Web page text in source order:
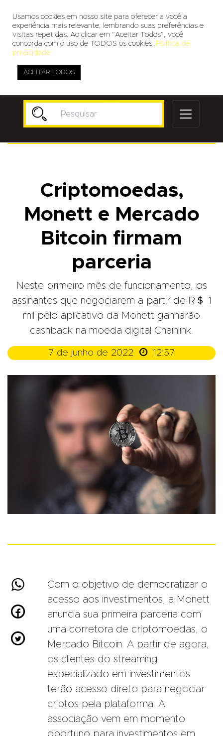
Criptomoedas,
Monett e Mercado
Bitcoin firmam
parceria
Neste primeiro mês de funcionamento, os
assinantes que negociarem a partir de R＄ 1
mil pelo aplicativo da Monett ganharão
cashback na moeda digital Chainlink.
7 de junho de 2022  12:57



Com o objetivo de democratizar o
acesso aos investimentos, a Monett
anuncia sua primeira parceria com
uma corretora de criptomoedas, o
Mercado Bitcoin. A partir de agora,
os clientes do streaming
especializado em investimentos
terão acesso direto para negociar
criptos pela plataforma. A
associação vem em momento
oportuno para investimentos em
Usamos cookies em nosso site para oferecer a você a
experiência mais relevante, lembrando suas preferências e
visitas repetidas. Ao clicar em “Aceitar Todos”, você
concorda com o uso de TODOS os cookies. Política de
privacidade
ACEITAR TODOS